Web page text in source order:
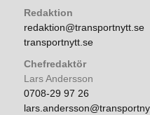
Redaktion
redaktion@transportnytt.se
transportnytt.se
Chefredaktör
Lars Andersson
0708-29 97 26